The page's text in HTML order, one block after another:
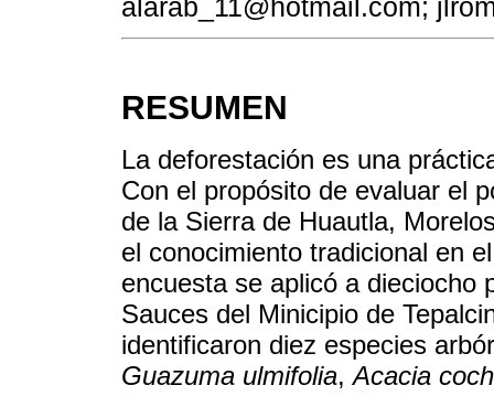
alarab_11@hotmail.com;
RESUMEN
La deforestación es una
Con el propósito de evaluar el
de la Sierra de Huautla,
el conocimiento tradicional en
encuesta se aplicó a dieciocho
Sauces del Minicipio de
identificaron diez especies
Guazuma ulmifolia,Acacia